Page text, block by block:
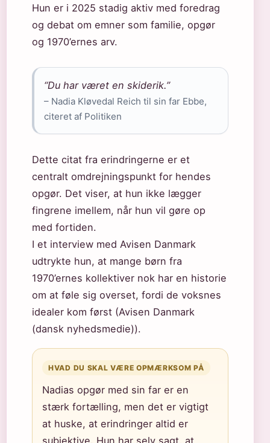
Hun er i 2025 stadig aktiv med foredrag
og debat om emner som familie, opgør
og 1970’ernes arv.
“Du har været en skiderik.”
– Nadia Kløvedal Reich til sin far Ebbe,
citeret af Politiken
Dette citat fra erindringerne er et
centralt omdrejningspunkt for hendes
opgør. Det viser, at hun ikke lægger
fingrene imellem, når hun vil gøre op
med fortiden.
I et interview med Avisen Danmark
udtrykte hun, at mange børn fra
1970’ernes kollektiver nok har en historie
om at føle sig overset, fordi de voksnes
idealer kom først (Avisen Danmark
(dansk nyhedsmedie)).
HVAD DU SKAL VÆRE OPMÆRKSOM PÅ
Nadias opgør med sin far er en
stærk fortælling, men det er vigtigt
at huske, at erindringer altid er
subjektive. Hun har selv sagt, at